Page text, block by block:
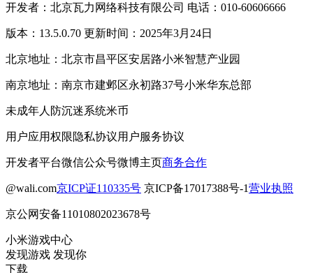
开发者：北京瓦力网络科技有限公司 电话：010-60606666
版本：13.5.0.70 更新时间：2025年3月24日
北京地址：北京市昌平区安居路小米智慧产业园
南京地址：南京市建邺区永初路37号小米华东总部
未成年人防沉迷系统米币
用户应用权限隐私协议用户服务协议
开发者平台微信公众号微博主页商务合作
@wali.com京ICP证110335号 京ICP备17017388号-1营业执照
京公网安备11010802023678号
小米游戏中心
发现游戏 发现你
下载